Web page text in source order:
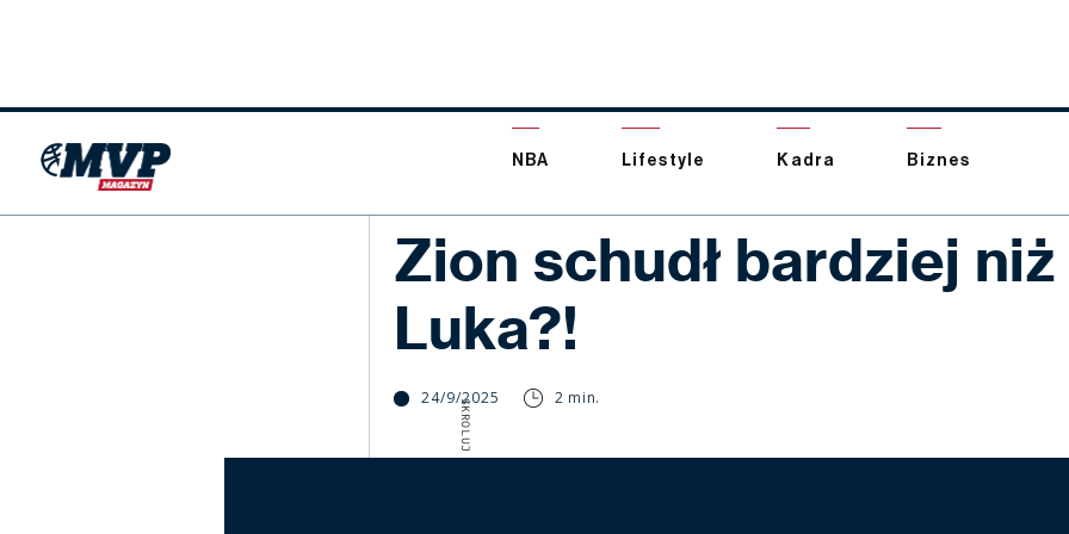
NBA Lifestyle Kadra Biznes
Zion schudł bardziej niż
Luka?!
24/9/2025 2 min.
SKROLUJ W DÓŁ